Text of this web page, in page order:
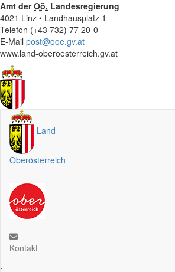
Amt derOö. Landesregierung
4021 Linz • Landhausplatz 1
Telefon (+43 732) 77 20-0
E-Mail post@ooe.gv.at
www.land-oberoesterreich.gv.at
Land
Oberösterreich
Kontakt
.